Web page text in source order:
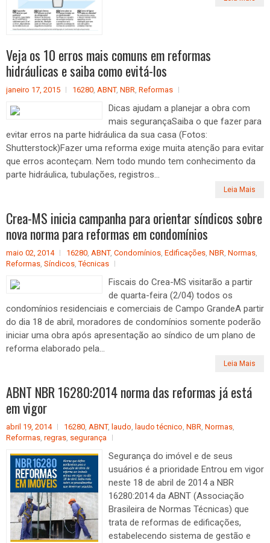
Veja os 10 erros mais comuns em reformas
hidráulicas e saiba como evitá-los
janeiro 17, 2015 16280, ABNT, NBR, Reformas
Dicas ajudam a planejar a obra com
mais segurançaSaiba o que fazer para
evitar erros na parte hidráulica da sua casa (Fotos:
Shutterstock)Fazer uma reforma exige muita atenção para evitar
que erros aconteçam. Nem todo mundo tem conhecimento da
parte hidráulica, tubulações, registros...
Leia Mais
Crea-MS inicia campanha para orientar síndicos sobre
nova norma para reformas em condomínios
maio 02, 2014 16280, ABNT, Condomínios, Edificações, NBR, Normas,
Reformas, Síndicos,Técnicas
Fiscais do Crea-MS visitarão a partir
de quarta-feira (2/04) todos os
condomínios residenciais e comerciais de Campo GrandeA partir
do dia 18 de abril, moradores de condomínios somente poderão
iniciar uma obra após apresentação ao síndico de um plano de
reforma elaborado pela...
Leia Mais
ABNT NBR 16280:2014 norma das reformas já está
em vigor
abril 19, 2014 16280, ABNT, laudo, laudo técnico, NBR, Normas,
Reformas, regras, segurança
Segurança do imóvel e de seus
usuários é a prioridade Entrou em vigor
neste 18 de abril de 2014 a NBR
16280:2014 da ABNT (Associação
Brasileira de Normas Técnicas) que
trata de reformas de edificações,
estabelecendo sistema de gestão e